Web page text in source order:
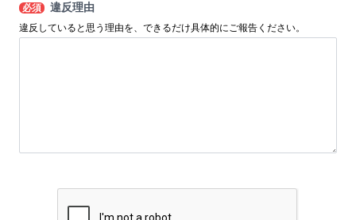
必須 違反理由
違反していると思う理由を、できるだけ具体的にご報告ください。